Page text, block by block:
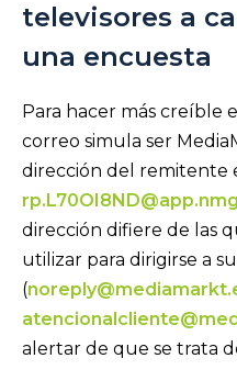
televisores a
una encuesta
Para hacer más creíble
correo simula ser
dirección del remitente
dirección difiere de las
utilizar para dirigirse a
(
alertar de que se trata